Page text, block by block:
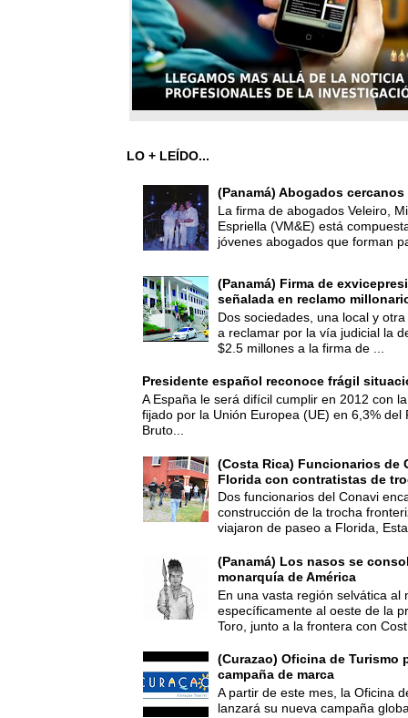
LO + LEÍDO...
(Panamá) Abogados
La firma de abogados Veleiro,
Espriella (VM&E) está
jóvenes abogados que forman
(Panamá) Firma de
señalada en reclamo
Dos sociedades, una local y
a reclamar por la vía judicial la
$2.5 millones a la firma de ...
Presidente español reconoce frágil
A España le será difícil cumplir en 2012 con
fijado por la Unión Europea (UE) en 6,3% del
Bruto...
(Costa Rica) Funcionarios de
Florida con contratistas de
Dos funcionarios del Conavi
construcción de la trocha
viajaron de paseo a Florida,
(Panamá) Los nasos se
monarquía de América
En una vasta región selvática al
específicamente al oeste de la
Toro, junto a la frontera con
(Curazao) Oficina de Turismo
campaña de marca
A partir de este mes, la Oficina
lanzará su nueva campaña